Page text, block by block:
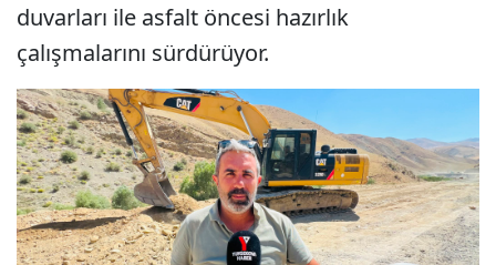
duvarları ile asfalt öncesi hazırlık
çalışmalarını sürdürüyor.